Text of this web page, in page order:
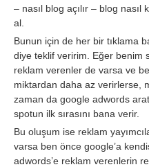
– nasıl blog açılır – blog
al.
Bunun için de her bir tıklama
diye teklif veririm. Eğer benim
reklam verenler de varsa ve
miktardan daha az verirlerse,
zaman da google adwords
spotun ilk sırasını bana verir.
Bu oluşum ise reklam
varsa ben önce google’a
adwords’e reklam verenlerin